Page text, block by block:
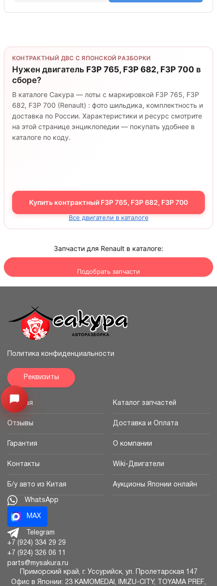
КОНТРАКТНЫЙ ДВС С ЯПОНСКОЙ РАЗБОРКИ
Нужен двигатель F3P 765, F3P 682, F3P 700 в
сборе?
В каталоге Сакура — лоты с маркировкой F3P 765, F3P
682, F3P 700 (Renault) : фото шильдика, комплектность и
доставка по России. Характеристики и ресурс смотрите
на этой странице энциклопедии — покупать удобнее в
каталоге по коду.
Купить контрактный F3P 765, F3P 682, F3P 700
Все двигатели в каталоге
Запчасти для Renault в каталоге:
Подобрать запчасти
Узнайте цену запчасти -> Открыть меню
Политика конфиденциальности
Реквизиты
Главная Каталог запчастей
Отзывы Доставка и Оплата
Гарантия О компании
Контакты Wiki-Двигатели
Б/у авто из Китая Аукционы Японии онлайн
WhatsApp
MAX
Telegram
+7 (924) 334 29 29
+7 (924) 326 06 11
parts@mysakura.ru
Приморский край, г. Уссурийск, ул. Пролетарская 147
Офис в Японии: 23 KAMOMEDAI, IMIZU-CITY, TOYAMA PREF.,